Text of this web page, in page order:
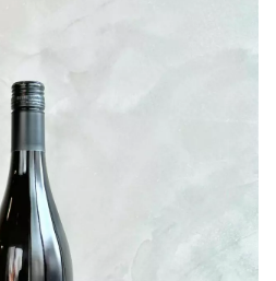
とそばにいるだけでいい。
インがあったらなと
でバランスがとれなければ、つ
を込めればその方向に向かって
心地よいひと時になるよう願い